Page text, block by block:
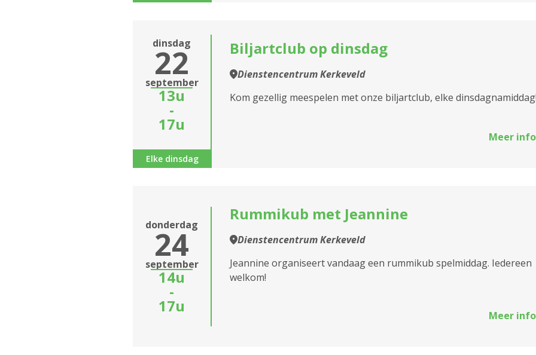
dinsdag
22
september
13u
-
17u
Elke dinsdag
Biljartclub op dinsdag
Dienstencentrum Kerkeveld
Kom gezellig meespelen met onze biljartclub, elke
Meer info
donderdag
24
september
14u
-
17u
Rummikub met Jeannine
Dienstencentrum Kerkeveld
Jeannine organiseert vandaag een rummikub spelmiddag. Iedereen
welkom!
Meer info